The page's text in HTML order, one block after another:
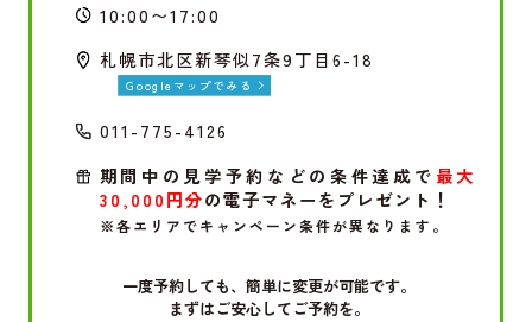
10:00〜17:00
札幌市北区新琴似7条9丁目6-18
Googleマップでみる
011-775-4126
期間中の見学予約などの条件達成で最大
30,000円分の電子マネーをプレゼント！
※各エリアでキャンペーン条件が異なります。
一度予約しても、簡単に変更が可能です。
まずはご安心してご予約を。